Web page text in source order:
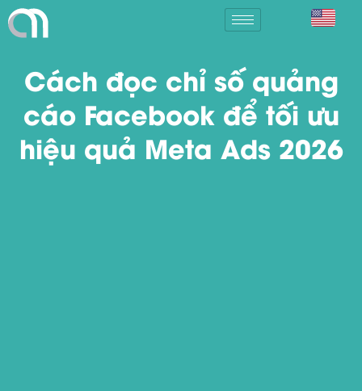
Cách đọc chỉ số quảng
cáo Facebook để tối ưu
hiệu quả Meta Ads 2026